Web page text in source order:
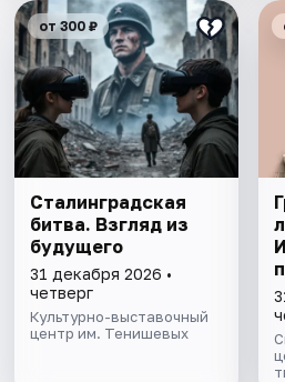
от 300 ₽
Сталинградская
битва. Взгляд из
будущего
31 декабря 2026 •
четверг
Культурно-выставочный
центр им. Тенишевых